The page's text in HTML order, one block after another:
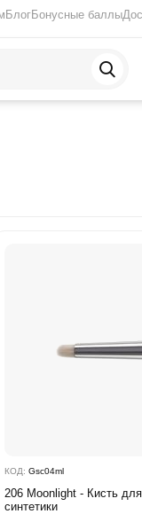
БлогБонусные баллы
КОД: Gsc04ml
206 Moonlight - Кисть
синтетики